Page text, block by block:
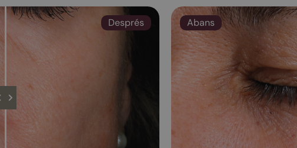
Després Abans